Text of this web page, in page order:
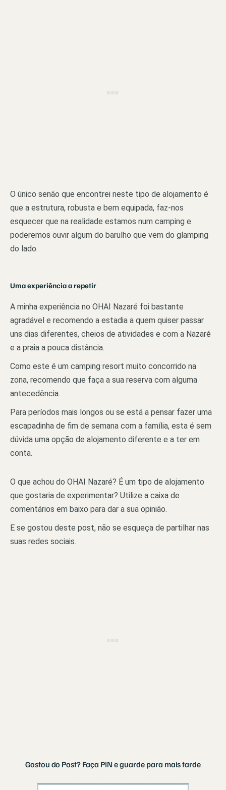
O único senão que encontrei neste tipo de alojamento é
que a estrutura, robusta e bem equipada, faz-nos
esquecer que na realidade estamos num camping e
poderemos ouvir algum do barulho que vem do glamping
do lado.
Uma experiência a repetir
A minha experiência no OHAI Nazaré foi bastante
agradável e recomendo a estadia a quem quiser passar
uns dias diferentes, cheios de atividades e com a Nazaré
e a praia a pouca distância.
Como este é um camping resort muito concorrido na
zona, recomendo que faça a sua reserva com alguma
antecedência.
Para períodos mais longos ou se está a pensar fazer uma
escapadinha de fim de semana com a família, esta é sem
dúvida uma opção de alojamento diferente e a ter em
conta.
O que achou do OHAI Nazaré? É um tipo de alojamento
que gostaria de experimentar? Utilize a caixa de
comentários em baixo para dar a sua opinião.
E se gostou deste post, não se esqueça de partilhar nas
suas redes sociais.
Gostou do Post? Faça PIN e guarde para mais tarde